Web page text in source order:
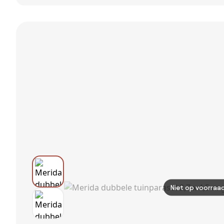
Niet op